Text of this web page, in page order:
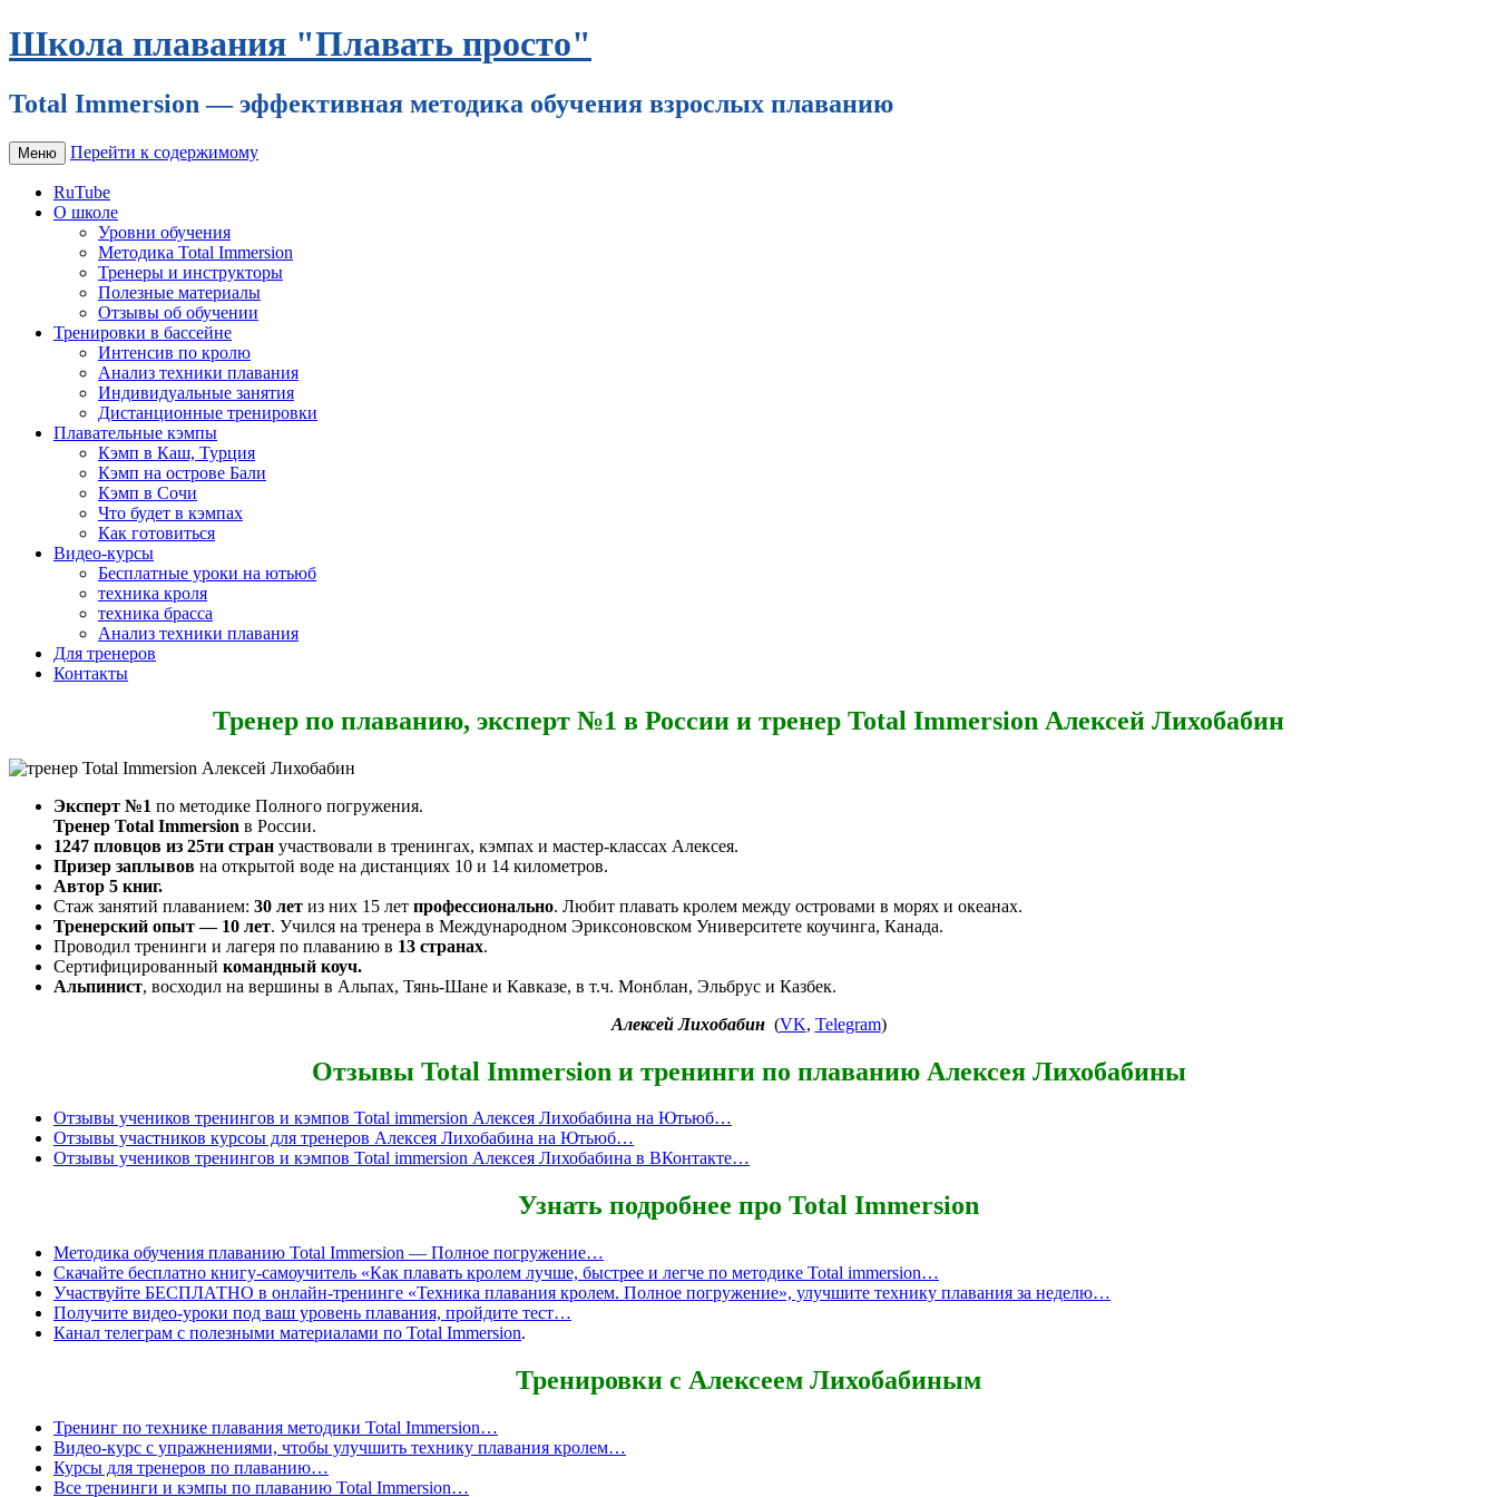
Школа плавания "Плавать просто"
Total Immersion — эффективная методика обучения взрослых плаванию
Меню Перейти к содержимому
RuTube
О школе
Уровни обучения
Методика Total Immersion
Тренеры и инструкторы
Полезные материалы
Отзывы об обучении
Тренировки в бассейне
Интенсив по кролю
Анализ техники плавания
Индивидуальные занятия
Дистанционные тренировки
Плавательные кэмпы
Кэмп в Каш, Турция
Кэмп на острове Бали
Кэмп в Сочи
Что будет в кэмпах
Как готовиться
Видео-курсы
Бесплатные уроки на ютьюб
техника кроля
техника брасса
Анализ техники плавания
Для тренеров
Контакты
Тренер по плаванию, эксперт №1 в России и тренер Total Immersion Алексей Лихобабин
Эксперт №1 по методике Полного погружения.
Тренер Total Immersion в России.
1247 пловцов из 25ти стран участвовали в тренингах, кэмпах и мастер-классах Алексея.
Призер заплывов на открытой воде на дистанциях 10 и 14 километров.
Автор 5 книг.
Стаж занятий плаванием: 30 лет из них 15 лет профессионально. Любит плавать кролем между островами в морях и океанах.
Тренерский опыт — 10 лет. Учился на тренера в Международном Эриксоновском Университете коучинга, Канада.
Проводил тренинги и лагеря по плаванию в 13 странах.
Сертифицированный командный коуч.
Альпинист, восходил на вершины в Альпах, Тянь-Шане и Кавказе, в т.ч. Монблан, Эльбрус и Казбек.
Алексей Лихобабин (VK, Telegram)
Отзывы Total Immersion и тренинги по плаванию Алексея Лихобабины
Отзывы учеников тренингов и кэмпов Total immersion Алексея Лихобабина на Ютьюб…
Отзывы участников курсоы для тренеров Алексея Лихобабина на Ютьюб…
Отзывы учеников тренингов и кэмпов Total immersion Алексея Лихобабина в ВКонтакте…
Узнать подробнее про Total Immersion
Методика обучения плаванию Total Immersion — Полное погружение…
Скачайте бесплатно книгу-самоучитель «Как плавать кролем лучше, быстрее и легче по методике Total immersion…
Участвуйте БЕСПЛАТНО в онлайн-тренинге «Техника плавания кролем. Полное погружение», улучшите технику плавания за неделю…
Получите видео-уроки под ваш уровень плавания, пройдите тест…
Канал телеграм с полезными материалами по Total Immersion.
Тренировки с Алексеем Лихобабиным
Тренинг по технике плавания методики Total Immersion…
Видео-курс с упражнениями, чтобы улучшить технику плавания кролем…
Курсы для тренеров по плаванию…
Все тренинги и кэмпы по плаванию Total Immersion…